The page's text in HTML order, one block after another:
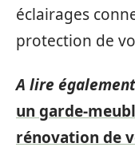
éclairages
protection de
A lire
un garde-
rénovation de